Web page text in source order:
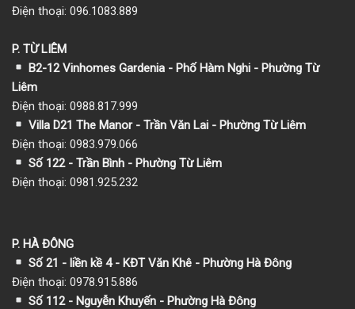
Điện thoại: 096.1083.889
P. TỪ LIÊM
B2-12 Vinhomes Gardenia - Phố Hàm Nghi - Phường Từ
Liêm
Điện thoại: 0988.817.999
Villa D21 The Manor - Trần Văn Lai - Phường Từ Liêm
Điện thoại: 0983.979.066
Số 122 - Trần Bình - Phường Từ Liêm
Điện thoại: 0981.925.232
P. HÀ ĐÔNG
Số 21 - liền kề 4 - KĐT Văn Khê - Phường Hà Đông
Điện thoại: 0978.915.886
Số 112 - Nguyễn Khuyến - Phường Hà Đông